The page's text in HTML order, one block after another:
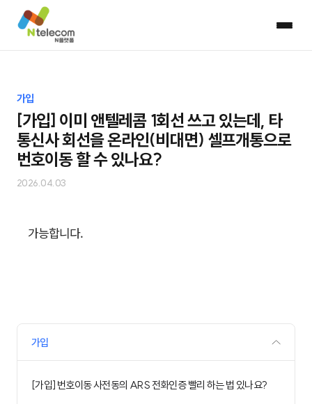
가입
[가입] 이미 앤텔레콤 1회선 쓰고 있는데, 타
통신사 회선을 온라인(비대면) 셀프개통으로
번호이동 할 수 있나요?
2026.04.03
가능합니다.
가입
[가입] 번호이동 사전동의 ARS 전화인증 빨리 하는 법 있나요?